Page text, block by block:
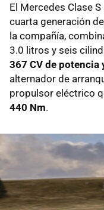
El Mercedes Clase
cuarta generación
la compañía,
3.0 litros y seis
367 CV de potencia
alternador de
propulsor eléctrico
440 Nm.